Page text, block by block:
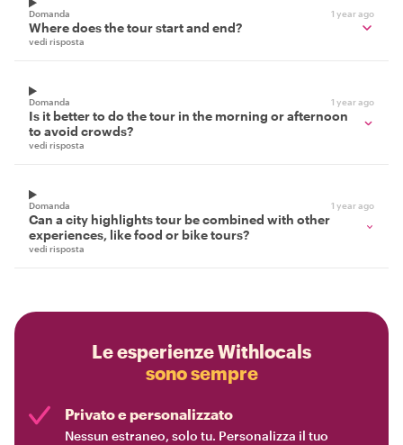
Domanda 1 year ago
Where does the tour start and end?
vedi risposta
Domanda 1 year ago
Is it better to do the tour in the morning or afternoon
to avoid crowds?
vedi risposta
Domanda 1 year ago
Can a city highlights tour be combined with other
experiences, like food or bike tours?
vedi risposta
Le esperienze Withlocals
sono sempre
Privato e personalizzato
Nessun estraneo, solo tu. Personalizza il tuo